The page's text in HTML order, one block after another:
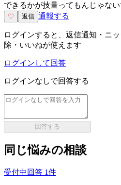
できるかが技量ってもんじゃない
♡ 返信 通報する
ログインすると、返信通知・ニ
除・いいねが使えます
ログインして回答
ログインなしで回答する
回答する
同じ悩みの相談
受付中 回答 1件